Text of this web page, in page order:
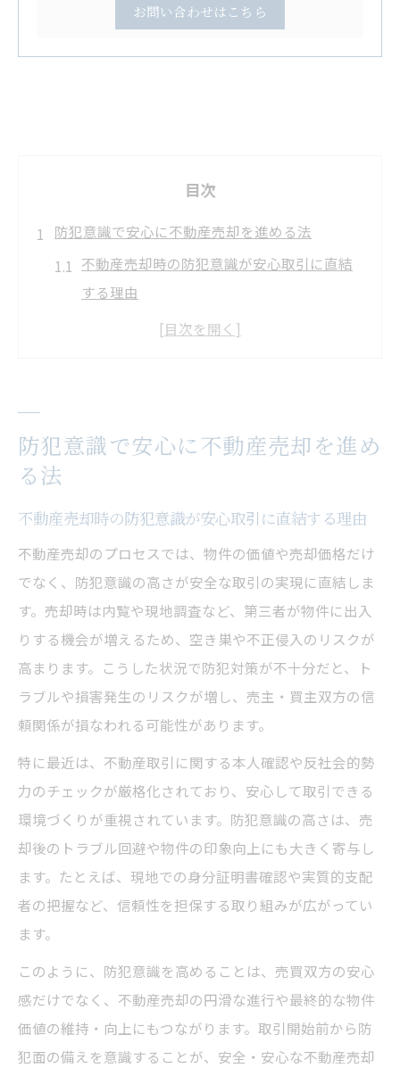
お問い合わせはこちら
目次
防犯意識で安心に不動産売却を進める法
不動産売却時の防犯意識が安心取引に直結
する理由
不動産売却で重視すべき防犯4原則の実践ポ
不動産売却時に避けたいNG行動と信頼構築
取引トラブル回避に有効な防犯対策とは
不動産売却で疑わしい取引を見抜くための
チェック方法
反社チェックと不動産売却の安全な進め方
不動産売却時に役立つ取引相手の見極めテ
クニック
不動産売却リスクを下げるための実践的な
防犯策
不動産売却前の本人確認と防犯の重要性
と防犯効果
本人確認が不動産売却の安全性を高める理
由とは
不動産売却前に必要な身分証明書と防犯意
防犯意識で安心に不動産売却を進め
る法
不動産売却時の防犯意識が安心取引に直結する理由
不動産売却のプロセスでは、物件の価値や売却価格だけ
でなく、防犯意識の高さが安全な取引の実現に直結しま
す。売却時は内覧や現地調査など、第三者が物件に出入
りする機会が増えるため、空き巣や不正侵入のリスクが
高まります。こうした状況で防犯対策が不十分だと、ト
ラブルや損害発生のリスクが増し、売主・買主双方の信
頼関係が損なわれる可能性があります。
特に最近は、不動産取引に関する本人確認や反社会的勢
力のチェックが厳格化されており、安心して取引できる
環境づくりが重視されています。防犯意識の高さは、売
却後のトラブル回避や物件の印象向上にも大きく寄与し
ます。たとえば、現地での身分証明書確認や実質的支配
者の把握など、信頼性を担保する取り組みが広がってい
ます。
このように、防犯意識を高めることは、売買双方の安心
感だけでなく、不動産売却の円滑な進行や最終的な物件
価値の維持・向上にもつながります。取引開始前から防
犯面の備えを意識することが、安全・安心な不動産売却